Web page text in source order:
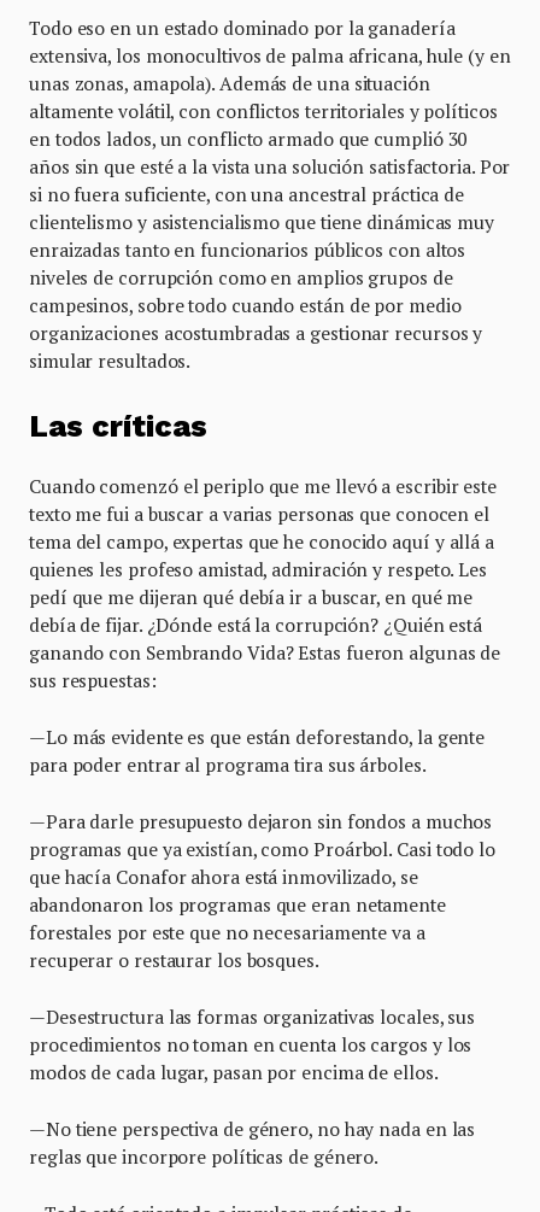
Todo eso en un estado dominado por la ganadería
extensiva, los monocultivos de palma africana, hule (y en
unas zonas, amapola). Además de una situación
altamente volátil, con conflictos territoriales y políticos
en todos lados, un conflicto armado que cumplió 30
años sin que esté a la vista una solución satisfactoria. Por
si no fuera suficiente, con una ancestral práctica de
clientelismo y asistencialismo que tiene dinámicas muy
enraizadas tanto en funcionarios públicos con altos
niveles de corrupción como en amplios grupos de
campesinos, sobre todo cuando están de por medio
organizaciones acostumbradas a gestionar recursos y
simular resultados.
Las críticas
Cuando comenzó el periplo que me llevó a escribir este
texto me fui a buscar a varias personas que conocen el
tema del campo, expertas que he conocido aquí y allá a
quienes les profeso amistad, admiración y respeto. Les
pedí que me dijeran qué debía ir a buscar, en qué me
debía de fijar. ¿Dónde está la corrupción? ¿Quién está
ganando con Sembrando Vida? Estas fueron algunas de
sus respuestas:
—Lo más evidente es que están deforestando, la gente
para poder entrar al programa tira sus árboles.
—Para darle presupuesto dejaron sin fondos a muchos
programas que ya existían, como Proárbol. Casi todo lo
que hacía Conafor ahora está inmovilizado, se
abandonaron los programas que eran netamente
forestales por este que no necesariamente va a
recuperar o restaurar los bosques.
—Desestructura las formas organizativas locales, sus
procedimientos no toman en cuenta los cargos y los
modos de cada lugar, pasan por encima de ellos.
—No tiene perspectiva de género, no hay nada en las
reglas que incorpore políticas de género.